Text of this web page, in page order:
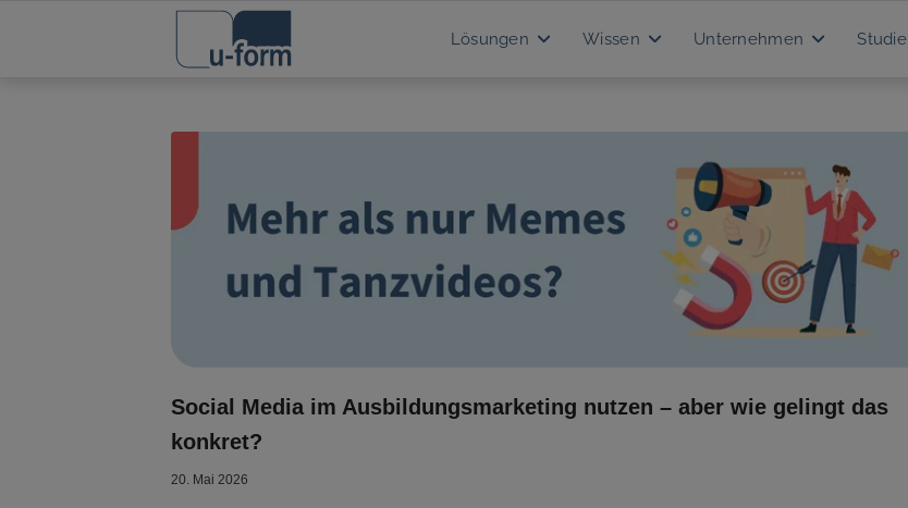
Lösungen Wissen Unternehmen Studie
Social Media im Ausbildungsmarketing nutzen – aber wie gelingt das
konkret?
20. Mai 2026